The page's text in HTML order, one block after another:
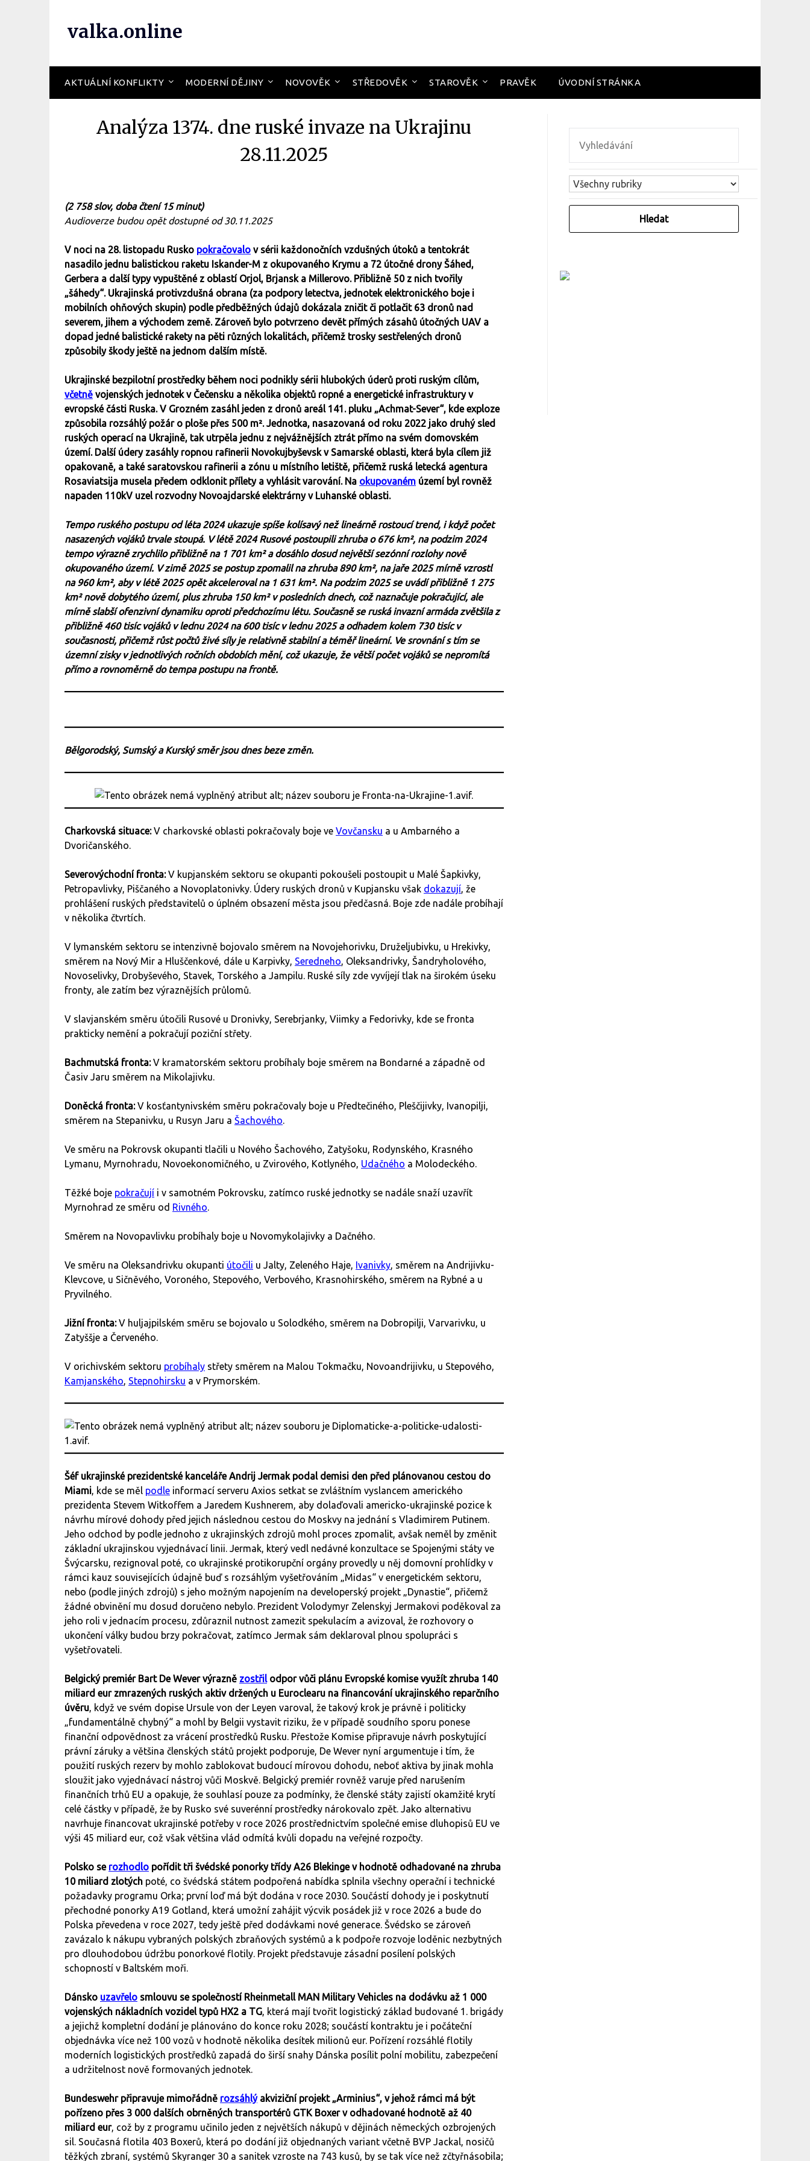
valka.online
AKTUÁLNÍ KONFLIKTY MODERNÍ DĚJINY NOVOVĚK STŘEDOVĚK STAROVĚK PRAVĚK ÚVODNÍ STRÁNKA
Analýza 1374. dne ruské invaze na Ukrajinu
28.11.2025
(2 758 slov, doba čtení 15 minut)
Audioverze budou opět dostupné od 30.11.2025
V noci na 28. listopadu Rusko pokračovalo v sérii každonočních vzdušných útoků a tentokrát
nasadilo jednu balistickou raketu Iskander-M z okupovaného Krymu a 72 útočné drony Šáhed,
Gerbera a další typy vypuštěné z oblastí Orjol, Brjansk a Millerovo. Přibližně 50 z nich tvořily
„šáhedy“. Ukrajinská protivzdušná obrana (za podpory letectva, jednotek elektronického boje i
mobilních ohňových skupin) podle předběžných údajů dokázala zničit či potlačit 63 dronů nad
severem, jihem a východem země. Zároveň bylo potvrzeno devět přímých zásahů útočných UAV a
dopad jedné balistické rakety na pěti různých lokalitách, přičemž trosky sestřelených dronů
způsobily škody ještě na jednom dalším místě.
Ukrajinské bezpilotní prostředky během noci podnikly sérii hlubokých úderů proti ruským cílům,
včetně vojenských jednotek v Čečensku a několika objektů ropné a energetické infrastruktury v
evropské části Ruska. V Grozném zasáhl jeden z dronů areál 141. pluku „Achmat-Sever“, kde exploze
způsobila rozsáhlý požár o ploše přes 500 m². Jednotka, nasazovaná od roku 2022 jako druhý sled
ruských operací na Ukrajině, tak utrpěla jednu z nejvážnějších ztrát přímo na svém domovském
území. Další údery zasáhly ropnou rafinerii Novokujbyševsk v Samarské oblasti, která byla cílem již
opakovaně, a také saratovskou rafinerii a zónu u místního letiště, přičemž ruská letecká agentura
Rosaviatsija musela předem odklonit přílety a vyhlásit varování. Na okupovaném území byl rovněž
napaden 110kV uzel rozvodny Novoajdarské elektrárny v Luhanské oblasti.
Tempo ruského postupu od léta 2024 ukazuje spíše kolísavý než lineárně rostoucí trend, i když počet
nasazených vojáků trvale stoupá. V létě 2024 Rusové postoupili zhruba o 676 km², na podzim 2024
tempo výrazně zrychlilo přibližně na 1 701 km² a dosáhlo dosud největší sezónní rozlohy nově
okupovaného území. V zimě 2025 se postup zpomalil na zhruba 890 km², na jaře 2025 mírně vzrostl
na 960 km², aby v létě 2025 opět akceleroval na 1 631 km². Na podzim 2025 se uvádí přibližně 1 275
km² nově dobytého území, plus zhruba 150 km² v posledních dnech, což naznačuje pokračující, ale
mírně slabší ofenzivní dynamiku oproti předchozímu létu. Současně se ruská invazní armáda zvětšila z
přibližně 460 tisíc vojáků v lednu 2024 na 600 tisíc v lednu 2025 a odhadem kolem 730 tisíc v
současnosti, přičemž růst počtů živé síly je relativně stabilní a téměř lineární. Ve srovnání s tím se
územní zisky v jednotlivých ročních obdobích mění, což ukazuje, že větší počet vojáků se nepromítá
přímo a rovnoměrně do tempa postupu na frontě.
Bělgorodský, Sumský a Kurský směr jsou dnes beze změn.
Charkovská situace:V charkovské oblasti pokračovaly boje ve Vovčansku a u Ambarného a
Dvoričanského.
Severovýchodní fronta:V kupjanském sektoru se okupanti pokoušeli postoupit u Malé Šapkivky,
Petropavlivky, Piščaného a Novoplatonivky. Údery ruských dronů v Kupjansku však dokazují, že
prohlášení ruských představitelů o úplném obsazení města jsou předčasná. Boje zde nadále probíhají
v několika čtvrtích.
V lymanském sektoru se intenzivně bojovalo směrem na Novojehorivku, Druželjubivku, u Hrekivky,
směrem na Nový Mir a Hluščenkové, dále u Karpivky, Seredneho, Oleksandrivky, Šandryholového,
Novoselivky, Drobyševého, Stavek, Torského a Jampilu. Ruské síly zde vyvíjejí tlak na širokém úseku
fronty, ale zatím bez výraznějších průlomů.
V slavjanském směru útočili Rusové u Dronivky, Serebrjanky, Viimky a Fedorivky, kde se fronta
prakticky nemění a pokračují poziční střety.
Bachmutská fronta:V kramatorském sektoru probíhaly boje směrem na Bondarné a západně od
Časiv Jaru směrem na Mikolajivku.
Doněcká fronta:V kosťantynivském směru pokračovaly boje u Předtečiného, Pleščijivky, Ivanopilji,
směrem na Stepanivku, u Rusyn Jaru a Šachového.
Ve směru na Pokrovsk okupanti tlačili u Nového Šachového, Zatyšoku, Rodynského, Krasného
Lymanu, Myrnohradu, Novoekonomičného, u Zvirového, Kotlyného, Udačného a Molodeckého.
Těžké boje pokračují i v samotném Pokrovsku, zatímco ruské jednotky se nadále snaží uzavřít
Myrnohrad ze směru od Rivného.
Směrem na Novopavlivku probíhaly boje u Novomykolajivky a Dačného.
Ve směru na Oleksandrivku okupanti útočili u Jalty, Zeleného Haje, Ivanivky, směrem na Andrijivku-
Klevcove, u Sičněvého, Voroného, Stepového, Verbového, Krasnohirského, směrem na Rybné a u
Pryvilného.
Jižní fronta:V huljajpilském směru se bojovalo u Solodkého, směrem na Dobropilji, Varvarivku, u
Zatyššje a Červeného.
V orichivském sektoru probíhaly střety směrem na Malou Tokmačku, Novoandrijivku, u Stepového,
Kamjanského, Stepnohirsku a v Prymorském.
Šéf ukrajinské prezidentské kanceláře Andrij Jermak podal demisi den před plánovanou cestou do
Miami, kde se měl podle informací serveru Axios setkat se zvláštním vyslancem amerického
prezidenta Stevem Witkoffem a Jaredem Kushnerem, aby dolaďovali americko-ukrajinské pozice k
návrhu mírové dohody před jejich následnou cestou do Moskvy na jednání s Vladimirem Putinem.
Jeho odchod by podle jednoho z ukrajinských zdrojů mohl proces zpomalit, avšak neměl by změnit
základní ukrajinskou vyjednávací linii. Jermak, který vedl nedávné konzultace se Spojenými státy ve
Švýcarsku, rezignoval poté, co ukrajinské protikorupční orgány provedly u něj domovní prohlídky v
rámci kauz souvisejících údajně buď s rozsáhlým vyšetřováním „Midas“ v energetickém sektoru,
nebo (podle jiných zdrojů) s jeho možným napojením na developerský projekt „Dynastie“, přičemž
žádné obvinění mu dosud doručeno nebylo. Prezident Volodymyr Zelenskyj Jermakovi poděkoval za
jeho roli v jednacím procesu, zdůraznil nutnost zamezit spekulacím a avizoval, že rozhovory o
ukončení války budou brzy pokračovat, zatímco Jermak sám deklaroval plnou spolupráci s
vyšetřovateli.
Belgický premiér Bart De Wever výrazně zostřilodpor vůči plánu Evropské komise využít zhruba 140
miliard eur zmrazených ruských aktiv držených u Euroclearu na financování ukrajinského reparčního
úvěru, když ve svém dopise Ursule von der Leyen varoval, že takový krok je právně i politicky
„fundamentálně chybný“ a mohl by Belgii vystavit riziku, že v případě soudního sporu ponese
finanční odpovědnost za vrácení prostředků Rusku. Přestože Komise připravuje návrh poskytující
právní záruky a většina členských států projekt podporuje, De Wever nyní argumentuje i tím, že
použití ruských rezerv by mohlo zablokovat budoucí mírovou dohodu, neboť aktiva by jinak mohla
sloužit jako vyjednávací nástroj vůči Moskvě. Belgický premiér rovněž varuje před narušením
finančních trhů EU a opakuje, že souhlasí pouze za podmínky, že členské státy zajistí okamžité krytí
celé částky v případě, že by Rusko své suverénní prostředky nárokovalo zpět. Jako alternativu
navrhuje financovat ukrajinské potřeby v roce 2026 prostřednictvím společné emise dluhopisů EU ve
výši 45 miliard eur, což však většina vlád odmítá kvůli dopadu na veřejné rozpočty.
Polsko se rozhodlo pořídit tři švédské ponorky třídy A26 Blekinge v hodnotě odhadované na zhruba
10 miliard zlotých poté, co švédská státem podpořená nabídka splnila všechny operační i technické
požadavky programu Orka; první loď má být dodána v roce 2030. Součástí dohody je i poskytnutí
přechodné ponorky A19 Gotland, která umožní zahájit výcvik posádek již v roce 2026 a bude do
Polska převedena v roce 2027, tedy ještě před dodávkami nové generace. Švédsko se zároveň
zavázalo k nákupu vybraných polských zbraňových systémů a k podpoře rozvoje loděnic nezbytných
pro dlouhodobou údržbu ponorkové flotily. Projekt představuje zásadní posílení polských
schopností v Baltském moři.
Dánsko uzavřelo smlouvu se společností Rheinmetall MAN Military Vehicles na dodávku až 1 000
vojenských nákladních vozidel typů HX2 a TG, která mají tvořit logistický základ budované 1. brigády
a jejichž kompletní dodání je plánováno do konce roku 2028; součástí kontraktu je i počáteční
objednávka více než 100 vozů v hodnotě několika desítek milionů eur. Pořízení rozsáhlé flotily
moderních logistických prostředků zapadá do širší snahy Dánska posílit polní mobilitu, zabezpečení
a udržitelnost nově formovaných jednotek.
Bundeswehr připravuje mimořádně rozsáhlýakviziční projekt „Arminius“, v jehož rámci má být
pořízeno přes 3 000 dalších obrněných transportérů GTK Boxer v odhadované hodnotě až 40
miliard eur, což by z programu učinilo jeden z největších nákupů v dějinách německých ozbrojených
sil. Současná flotila 403 Boxerů, která po dodání již objednaných variant včetně BVP Jackal, nosičů
těžkých zbraní, systémů Skyranger 30 a sanitek vzroste na 743 kusů, by se tak více než zčtyřnásobila;